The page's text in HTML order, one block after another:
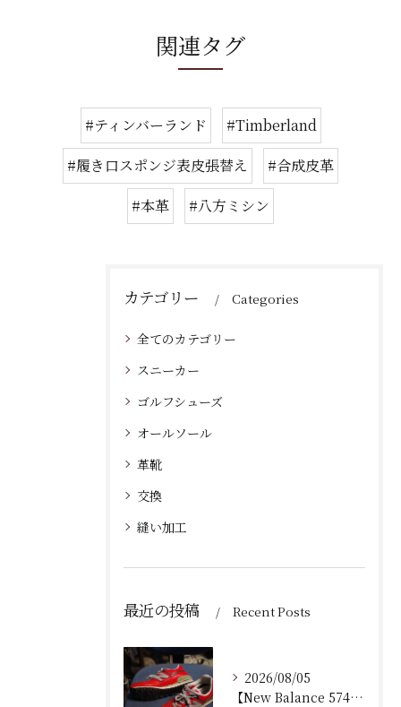
関連タグ
#ティンバーランド
#Timberland
#履き口スポンジ表皮張替え
#合成皮革
#本革
#八方ミシン
カテゴリー Categories
全てのカテゴリー
スニーカー
ゴルフシューズ
オールソール
革靴
交換
縫い加工
最近の投稿 Recent Posts
2026/08/05
【New Balance 574 修理｜加水分解したウェッジ...